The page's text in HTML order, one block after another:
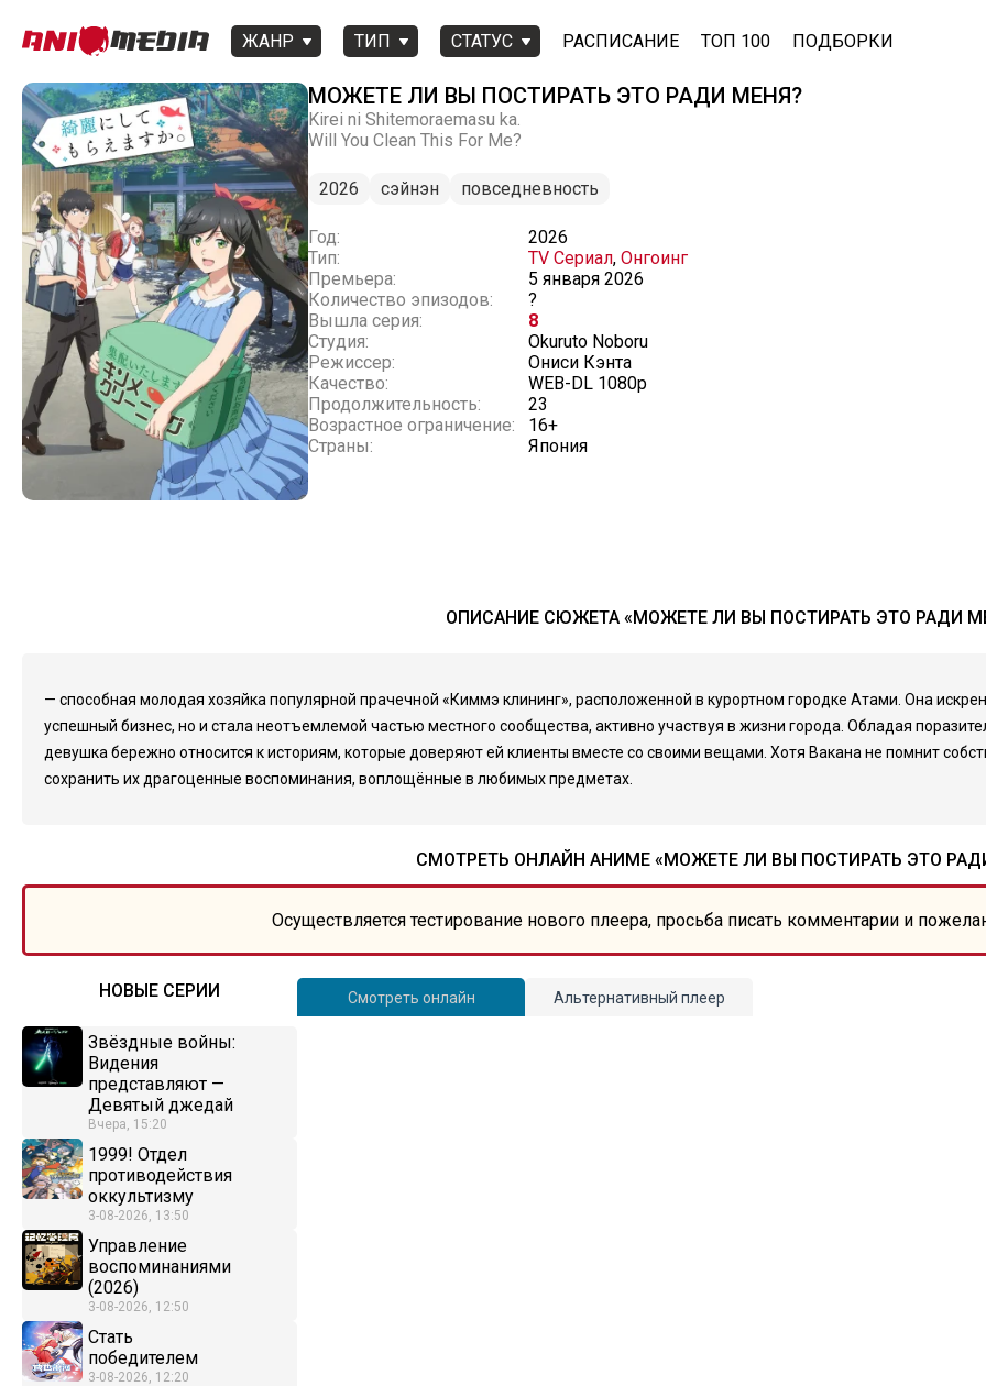
ЖАНР ТИП СТАТУС РАСПИСАНИЕ ТОП 100 ПОДБОРКИ
МОЖЕТЕ ЛИ ВЫ ПОСТИРАТЬ ЭТО РАДИ МЕНЯ?
Kirei ni Shitemoraemasu ka.
Will You Clean This For Me?
2026 сэйнэн повседневность
Год:
2026
Тип:
TV Сериал, Онгоинг
Премьера:
5 января 2026
Количество эпизодов:
?
Вышла серия:
8
Студия:
Okuruto Noboru
Режиссер:
Ониси Кэнта
Качество:
WEB-DL 1080p
Продолжительность:
23
Возрастное ограничение:
16+
Страны:
Япония
ОПИСАНИЕ СЮЖЕТА «МОЖЕТЕ ЛИ ВЫ ПОСТИРАТЬ ЭТО РАДИ
— способная молодая хозяйка популярной прачечной «Киммэ клининг», расположенной в курортном городке Атами. Она
успешный бизнес, но и стала неотъемлемой частью местного сообщества, активно участвуя в жизни города. Обладая
девушка бережно относится к историям, которые доверяют ей клиенты вместе со своими вещами. Хотя Вакана не помнит
сохранить их драгоценные воспоминания, воплощённые в любимых предметах.
СМОТРЕТЬ ОНЛАЙН АНИМЕ «МОЖЕТЕ ЛИ ВЫ ПОСТИРАТЬ ЭТО
Осуществляется тестирование нового плеера, просьба писать комментарии и
НОВЫЕ СЕРИИ
Звёздные войны:
Видения
представляют —
Девятый джедай
Вчера, 15:20
1999! Отдел
противодействия
оккультизму
3-08-2026, 13:50
Управление
воспоминаниями
(2026)
3-08-2026, 12:50
Стать
победителем
3-08-2026, 12:20
Смотреть онлайн Альтернативный плеер